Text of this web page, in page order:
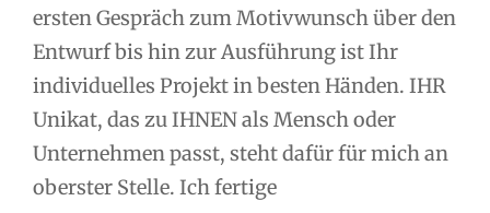
ersten Gespräch zum Motivwunsch über den
Entwurf bis hin zur Ausführung ist Ihr
individuelles Projekt in besten Händen. IHR
Unikat, das zu IHNEN als Mensch oder
Unternehmen passt, steht dafür für mich an
oberster Stelle. Ich fertige